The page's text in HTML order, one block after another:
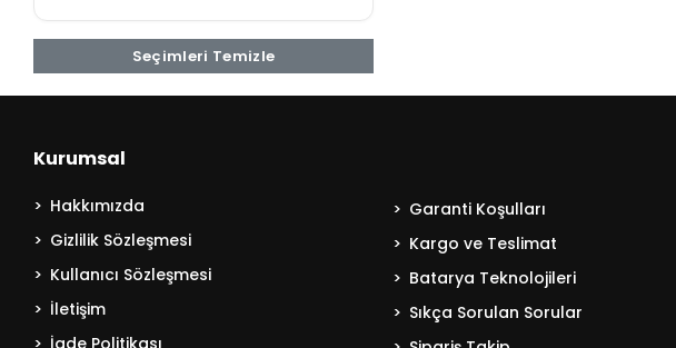
Seçimleri Temizle
Kurumsal
Hakkımızda
Gizlilik Sözleşmesi
Kullanıcı Sözleşmesi
İletişim
İade Politikası
Garanti Koşulları
Kargo ve Teslimat
Batarya Teknolojileri
Sıkça Sorulan Sorular